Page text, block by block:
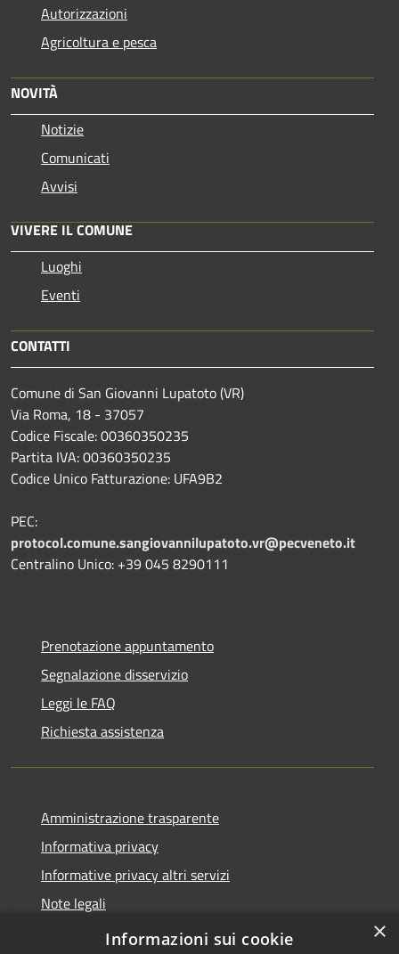
Autorizzazioni
Agricoltura e pesca
NOVITÀ
Notizie
Comunicati
Avvisi
VIVERE IL COMUNE
Luoghi
Eventi
CONTATTI
Comune di San Giovanni Lupatoto (VR)
Via Roma, 18 - 37057
Codice Fiscale: 00360350235
Partita IVA: 00360350235
Codice Unico Fatturazione: UFA9B2
PEC:
protocol.comune.sangiovannilupatoto.vr@pecveneto.it
Centralino Unico: +39 045 8290111
Prenotazione appuntamento
Segnalazione disservizio
Leggi le FAQ
Richiesta assistenza
Amministrazione trasparente
Informativa privacy
Informative privacy altri servizi
Note legali
Dichiarazione di accessibilità
×
Informazioni sui cookie